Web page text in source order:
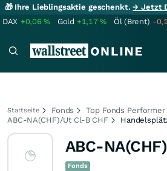
🎁 Ihre Lieblingsaktie geschenkt.→ Jetzt
DAX +0,06% Gold +1,17% Öl (Brent) -
Startseite Fonds
Top Fonds Performer
ABC-NA(CHF)/Ut Cl-B CHF
ABC-
Fonds